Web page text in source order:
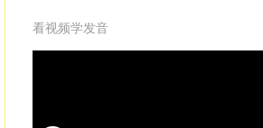
看视频学发音